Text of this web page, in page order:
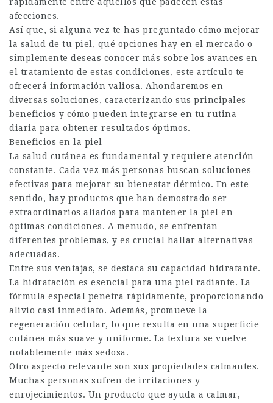
afecciones.
Así que, si alguna vez te has preguntado cómo mejorar
la salud de tu piel, qué opciones hay en el mercado o
simplemente deseas conocer más sobre los avances en
el tratamiento de estas condiciones, este artículo te
ofrecerá información valiosa. Ahondaremos en
diversas soluciones, caracterizando sus principales
beneficios y cómo pueden integrarse en tu rutina
diaria para obtener resultados óptimos.
Beneficios en la piel
La salud cutánea es fundamental y requiere atención
constante. Cada vez más personas buscan soluciones
efectivas para mejorar su bienestar dérmico. En este
sentido, hay productos que han demostrado ser
extraordinarios aliados para mantener la piel en
óptimas condiciones. A menudo, se enfrentan
diferentes problemas, y es crucial hallar alternativas
adecuadas.
Entre sus ventajas, se destaca su capacidad hidratante.
La hidratación es esencial para una piel radiante. La
fórmula especial penetra rápidamente, proporcionando
alivio casi inmediato. Además, promueve la
regeneración celular, lo que resulta en una superficie
cutánea más suave y uniforme. La textura se vuelve
notablemente más sedosa.
Otro aspecto relevante son sus propiedades calmantes.
Muchas personas sufren de irritaciones y
enrojecimientos. Un producto que ayuda a calmar,